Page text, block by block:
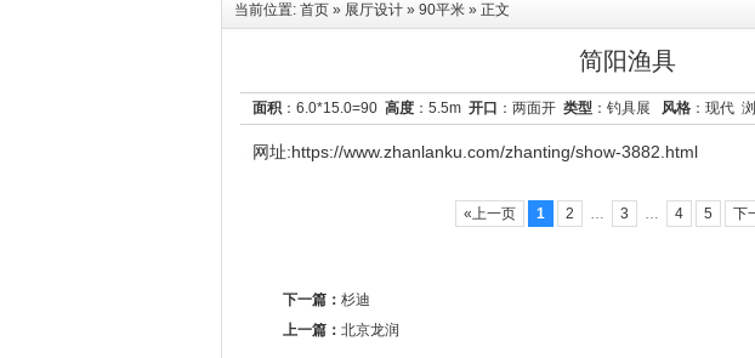
当前位置: 首页 » 展厅设计 » 90平米 » 正文
简阳渔具
面积 ：6.0*15.0=90 高度 ：5.5m 开口 ：两面开 类型 ：钓具展 风格 ：现代
网址:https://www.zhanlanku.com/zhanting/show-3882.html
«上一页 1 2 3 4 5 下
下一篇： 杉迪
上一篇： 北京龙润